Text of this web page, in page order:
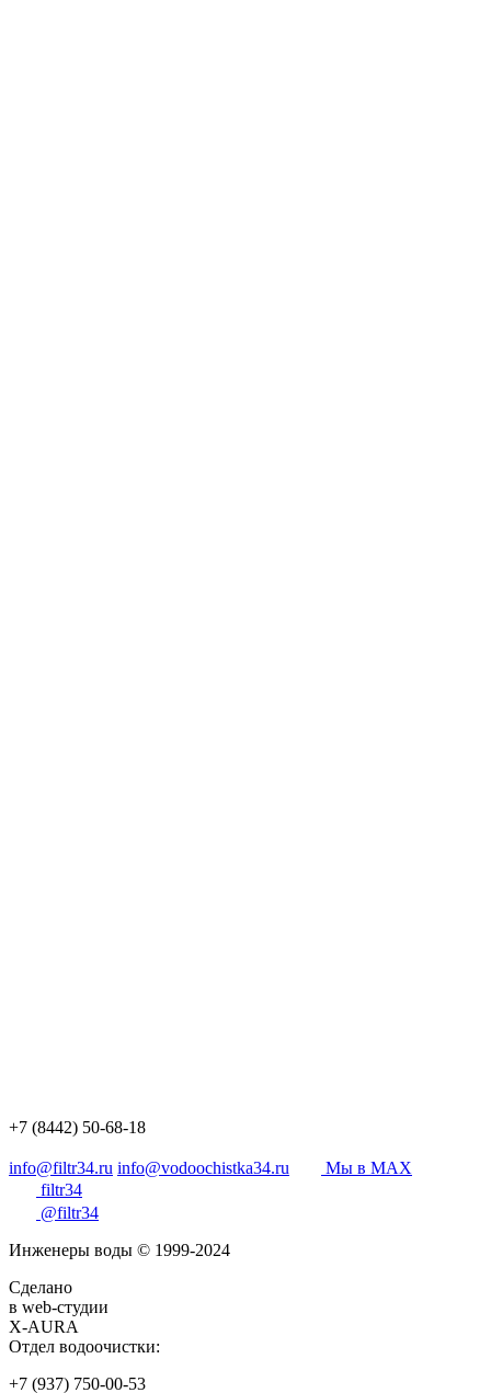
+7 (8442) 50-68-18
info@filtr34.ru info@vodoochistka34.ru
Мы в MAX
filtr34
@filtr34
Инженеры воды © 1999-2024
Сделано
в web-студии
X-AURA
Отдел водоочистки:
+7 (937) 750-00-53